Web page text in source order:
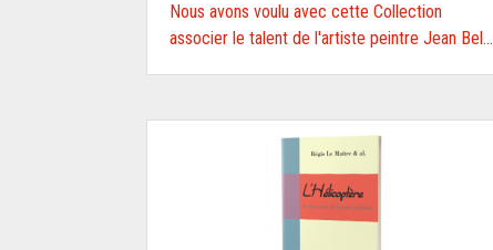
Nous avons voulu avec cette Collection
associer le talent de l'artiste peintre Jean Bel...